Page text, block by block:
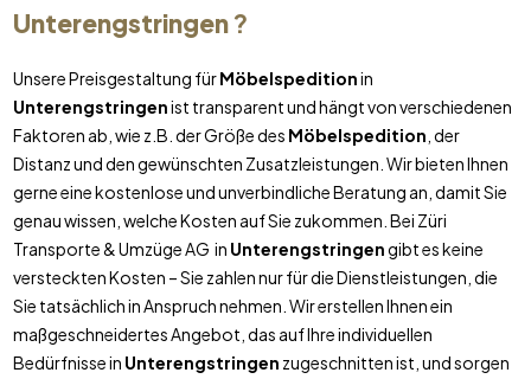
Unterengstringen?
Unsere Preisgestaltung fürMöbelspeditionin
Unterengstringenist transparent und hängt von verschiedenen
Faktoren ab, wie z.B. der Größe des Möbelspedition , der
Distanz und den gewünschten Zusatzleistungen. Wir bieten Ihnen
gerne eine kostenlose und unverbindliche Beratung an, damit Sie
genau wissen, welche Kosten auf Sie zukommen. Bei Züri
Transporte & Umzüge AG in Unterengstringengibt es keine
versteckten Kosten – Sie zahlen nur für die Dienstleistungen, die
Sie tatsächlich in Anspruch nehmen. Wir erstellen Ihnen ein
maßgeschneidertes Angebot, das auf Ihre individuellen
Bedürfnisse in Unterengstringen zugeschnitten ist, und sorgen